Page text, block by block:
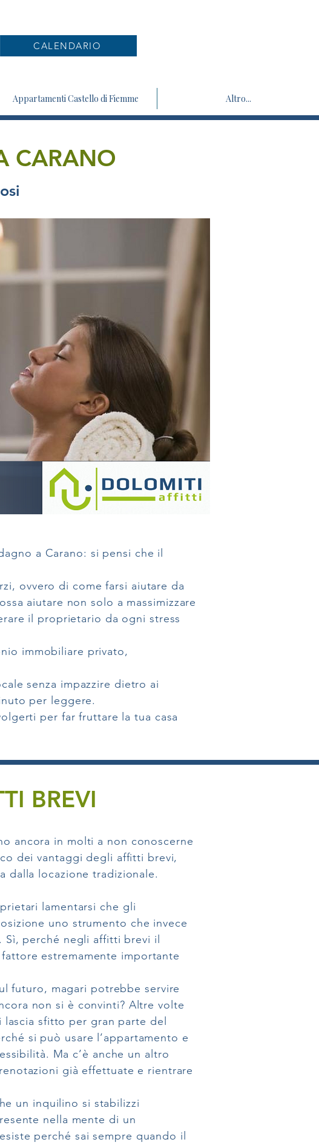
CALENDARIO
Appartamenti Castello di Fiemme Altro...
CARANO
a Carano: si pensi che il
ovvero di come farsi aiutare da
aiutare non solo a massimizzare
il proprietario da ogni stress
immobiliare privato,
senza impazzire dietro ai
per leggere.
per far fruttare la tua casa
BREVI
ancora in molti a non conoscerne
dei vantaggi degli affitti brevi,
dalla locazione tradizionale.
lamentarsi che gli
uno strumento che invece
Sì, perché negli affitti brevi il
estremamente importante
futuro, magari potrebbe servire
non si è convinti? Altre volte
sfitto per gran parte del
si può usare l’appartamento e
Ma c’è anche un altro
già effettuate e rientrare
un inquilino si stabilizzi
nella mente di un
perché sai sempre quando il